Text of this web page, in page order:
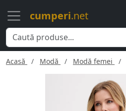
cumperi.net
Acasă Modă Modă femei